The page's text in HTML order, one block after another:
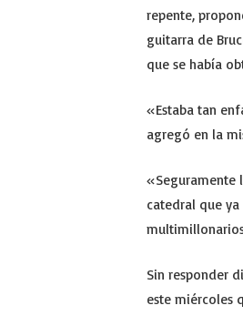
repente,
guitarra de
que se había
«Estaba tan
agregó en la
«Seguramente
catedral que
Sin responder
este miércoles